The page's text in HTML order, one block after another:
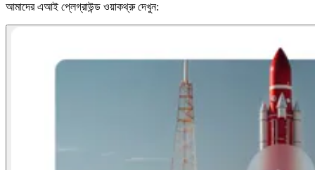
আমাদের এআই প্লেগ্রাউন্ড ওয়াকথ্রু দেখুন: